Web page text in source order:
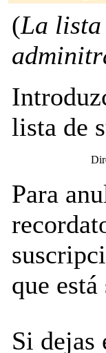
(La lista
lista de
Para
que
Si dejas